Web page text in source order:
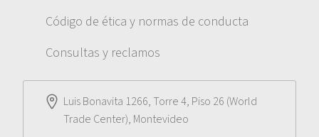
Código de ética y normas de conducta
Consultas y reclamos
Luis Bonavita 1266, Torre 4, Piso 26 (World
Trade Center), Montevideo